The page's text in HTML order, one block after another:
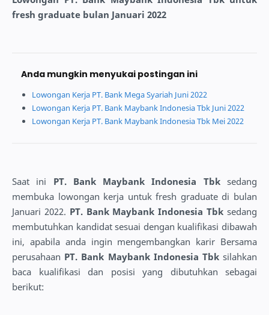
fresh graduate bulan Januari 2022
Anda mungkin menyukai postingan ini
Lowongan Kerja PT. Bank Mega Syariah Juni 2022
Lowongan Kerja PT. Bank Maybank Indonesia Tbk Juni 2022
Lowongan Kerja PT. Bank Maybank Indonesia Tbk Mei 2022
Saat ini PT. Bank Maybank Indonesia Tbksedang
membuka lowongan kerja untuk fresh graduate di bulan
Januari 2022. PT. Bank Maybank Indonesia Tbksedang
membutuhkan kandidat sesuai dengan kualifikasi dibawah
ini, apabila anda ingin mengembangkan karir Bersama
perusahaan PT. Bank Maybank Indonesia Tbksilahkan
baca kualifikasi dan posisi yang dibutuhkan sebagai
berikut: